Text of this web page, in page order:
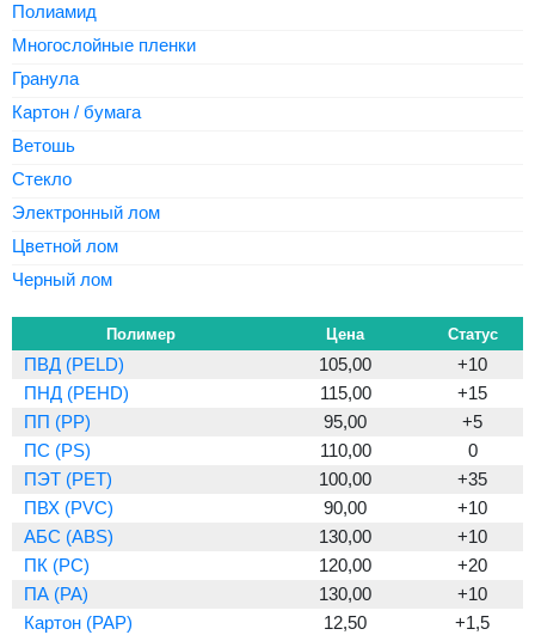
Полиамид
Многослойные пленки
Гранула
Картон / бумага
Ветошь
Стекло
Электронный лом
Цветной лом
Черный лом
Полимер Цена Статус
ПВД (PELD) 105,00
+10
ПНД (PEHD)
115,00
+15
ПП (PP)
95,00
+5
ПС (PS)
110,00
0
ПЭТ (PET)
100,00
+35
ПВХ (PVC)
90,00
+10
АБС (ABS)
130,00
+10
ПК (PC)
120,00
+20
ПА (PA)
130,00
+10
Картон (PAP)
12,50
+1,5